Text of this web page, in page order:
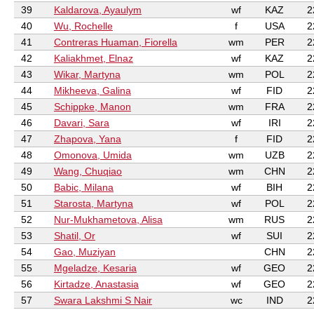
39
Kaldarova, Ayaulym wf KAZ
40
Wu, Rochelle f USA
41
Contreras Huaman, Fiorella wm PER
42
Kaliakhmet, Elnaz wf KAZ
43
Wikar, Martyna wm POL
44
Mikheeva, Galina wf FID
45
Schippke, Manon wm FRA
46
Davari, Sara wf IRI
47
Zhapova, Yana f FID
48
Omonova, Umida wm UZB
49
Wang, Chuqiao wm CHN
50
Babic, Milana wf BIH
51
Starosta, Martyna wf POL
52
Nur-Mukhametova, Alisa wm RUS
53
Shatil, Or wf SUI
54
Gao, Muziyan CHN
55
Mgeladze, Kesaria wf GEO
56
Kirtadze, Anastasia wf GEO
57
Swara Lakshmi S Nair wc IND